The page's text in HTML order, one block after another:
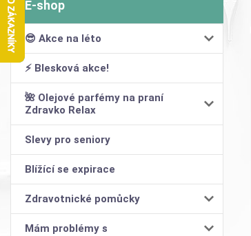
😎 Akce na léto
⚡ Blesková akce!
🌺 Olejové parfémy na praní
Zdravko Relax
Slevy pro seniory
Blížící se expirace
Zdravotnické pomůcky
Mám problémy s